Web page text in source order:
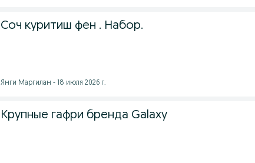
Соч куритиш фен . Набор.
Янги Маргилан - 18 июля 2026 г.
Крупные гафри бренда Galaxy